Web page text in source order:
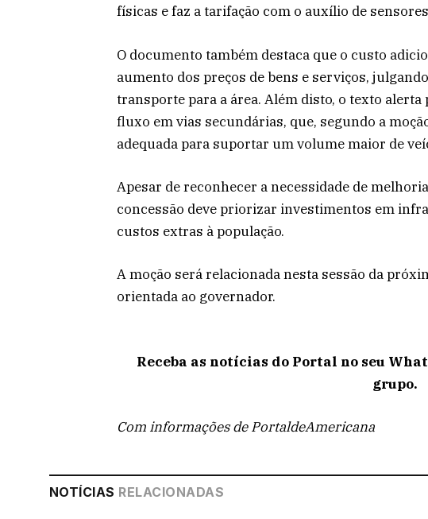
físicas e faz a tarifação com o auxílio de
O documento também destaca que o custo
aumento dos preços de bens e serviços,
transporte para a área. Além disto, o texto
fluxo em vias secundárias, que, segundo a
adequada para suportar um volume maior de
Apesar de reconhecer a necessidade de
concessão deve priorizar investimentos em
custos extras à população.
A moção será relacionada nesta sessão da
orientada ao governador.
Receba as notícias do Portal no seu
grupo.
Com informações de PortaldeAmericana
NOTÍCIAS RELACIONADAS